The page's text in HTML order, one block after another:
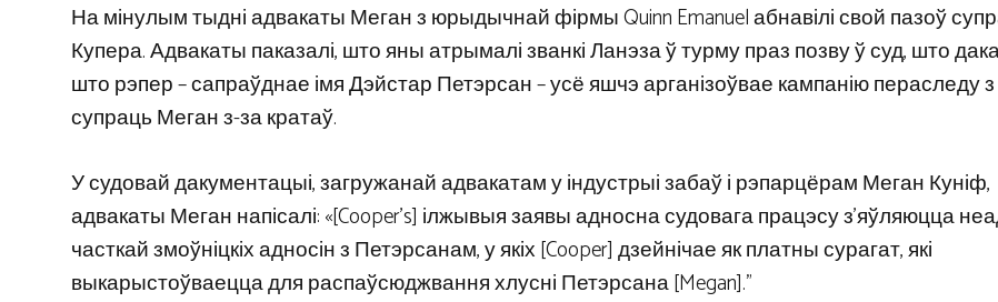
На мінулым тыдні адвакаты Меган з юрыдычнай фірмы Quinn Emanuel абнавілі свой пазоў
Купера. Адвакаты паказалі, што яны атрымалі званкі Ланэза ў турму праз позву ў суд, што
што рэпер – сапраўднае імя Дэйстар Петэрсан – усё яшчэ арганізоўвае кампанію пераследу
супраць Меган з-за кратаў.
У судовай дакументацыі, загружанай адвакатам у індустрыі забаў і рэпарцёрам Меган Куніф,
адвакаты Меган напісалі: «[Cooper’s] ілжывыя заявы адносна судовага працэсу з’яўляюцца
часткай змоўніцкіх адносін з Петэрсанам, у якіх [Cooper] дзейнічае як платны сурагат, які
выкарыстоўваецца для распаўсюджвання хлусні Петэрсана [Megan].”